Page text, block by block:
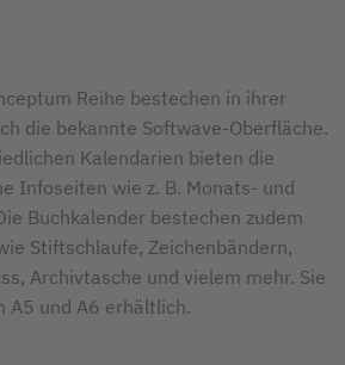
Reihe bestechen in ihrer
die bekannte Softwave-Oberfläche.
Kalendarien bieten die
Infoseiten wie z. B. Monats- und
Buchkalender bestechen zudem
Stiftschlaufe, Zeichenbändern,
Archivtasche und vielem mehr. Sie
A5 und A6 erhältlich.